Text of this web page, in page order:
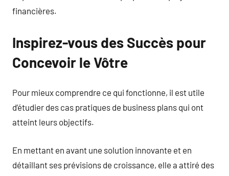
financières.
Inspirez-vous des Succès pour
Concevoir le Vôtre
Pour mieux comprendre ce qui fonctionne, il est utile
d’étudier des cas pratiques de business plans qui ont
atteint leurs objectifs.
En mettant en avant une solution innovante et en
détaillant ses prévisions de croissance, elle a attiré des